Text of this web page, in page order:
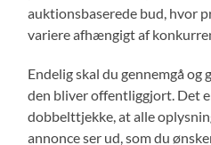
auktionsbaserede bud, hvor
variere afhængigt af
Endelig skal du gennemgå og
den bliver offentliggjort. Det
dobbelttjekke, at alle
annonce ser ud, som du